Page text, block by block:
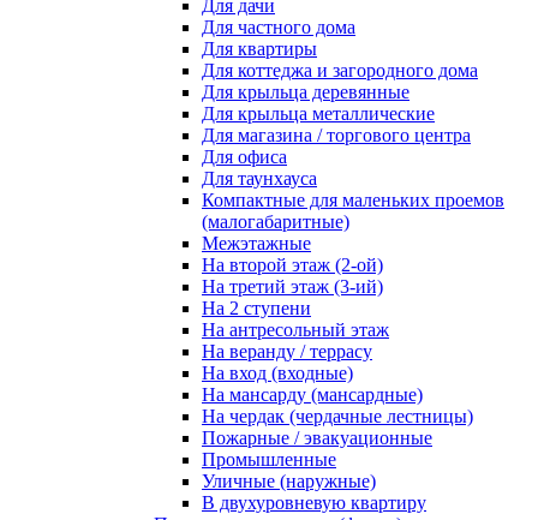
Для дачи
Для частного дома
Для квартиры
Для коттеджа и загородного дома
Для крыльца деревянные
Для крыльца металлические
Для магазина / торгового центра
Для офиса
Для таунхауса
Компактные для маленьких проемов
(малогабаритные)
Межэтажные
На второй этаж (2-ой)
На третий этаж (3-ий)
На 2 ступени
На антресольный этаж
На веранду / террасу
На вход (входные)
На мансарду (мансардные)
На чердак (чердачные лестницы)
Пожарные / эвакуационные
Промышленные
Уличные (наружные)
В двухуровневую квартиру